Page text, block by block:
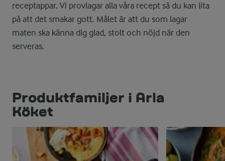
receptappar. Vi provlagar alla våra recept så du kan lita
på att det smakar gott. Målet är att du som lagar
maten ska känna dig glad, stolt och nöjd när den
serveras.
Produktfamiljer i Arla
Köket